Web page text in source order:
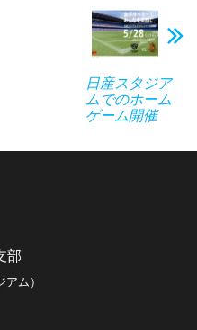
日産スタジア
ムでのホーム
ゲーム開催
部
ム）